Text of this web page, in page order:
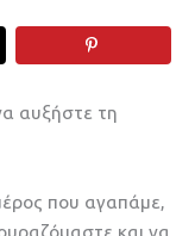
αυξήστε τη
που αγαπάμε,